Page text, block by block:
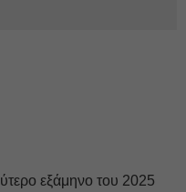
εξάμηνο του 2025